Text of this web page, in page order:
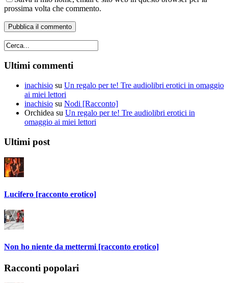
prossima volta che commento.
Ultimi commenti
inachisio su Un regalo per te! Tre audiolibri erotici in omaggio
ai miei lettori
inachisio su Nodi [Racconto]
Orchidea su Un regalo per te! Tre audiolibri erotici in
omaggio ai miei lettori
Ultimi post
Lucifero [racconto erotico]
Non ho niente da mettermi [racconto erotico]
Racconti popolari